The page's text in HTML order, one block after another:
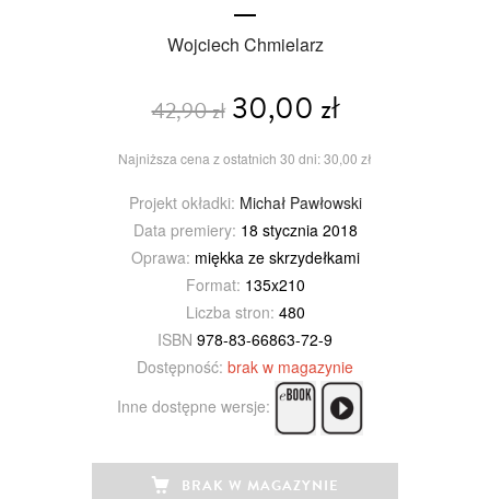
Wojciech Chmielarz
42,90 zł30,00 zł
Najniższa cena z ostatnich 30 dni: 30,00 zł
Projekt okładki: Michał Pawłowski
Data premiery: 18 stycznia 2018
Oprawa: miękka ze skrzydełkami
Format: 135x210
Liczba stron: 480
ISBN 978-83-66863-72-9
Dostępność: brak w magazynie
Inne dostępne wersje:
BRAK W MAGAZYNIE